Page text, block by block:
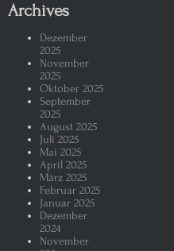
Archives
Dezember
2025
November
2025
Oktober 2025
September
2025
August 2025
Juli 2025
Mai 2025
April 2025
März 2025
Februar 2025
Januar 2025
Dezember
2024
November